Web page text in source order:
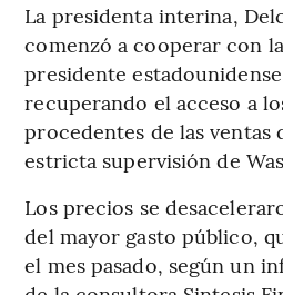
La presidenta interina,
comenzó a cooperar con
presidente
recuperando el acceso a
procedentes de las ventas
estricta supervisión de
Los precios se
del mayor gasto público,
el mes pasado, según un